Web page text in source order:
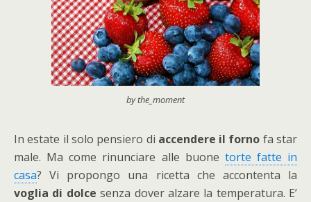
by the_moment
In estate il solo pensiero di accendere il forno fa star
male. Ma come rinunciare alle buone torte fatte in
casa? Vi propongo una ricetta che accontenta la
voglia di dolce senza dover alzare la temperatura. E’